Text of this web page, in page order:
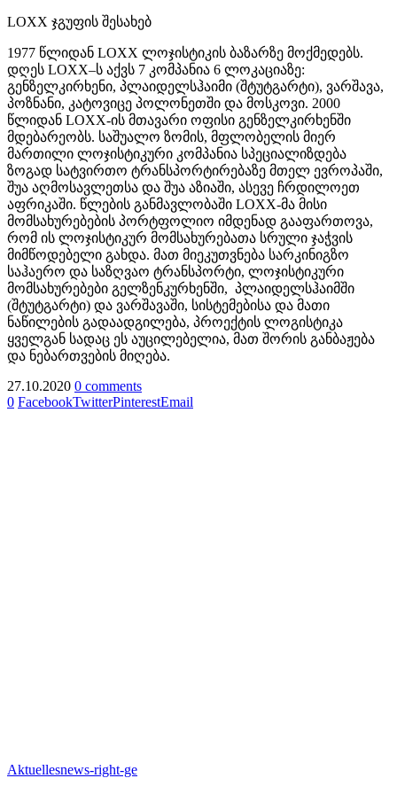
LOXX ჯგუფის შესახებ
1977 წლიდან LOXX ლოჯისტიკის ბაზარზე მოქმედებს.
დღეს LOXX–ს აქვს 7 კომპანია 6 ლოკაციაზე:
გენზელკირხენი, პლაიდელსჰაიმი (შტუტგარტი), ვარშავა,
პოზნანი, კატოვიცე პოლონეთში და მოსკოვი. 2000
წლიდან LOXX-ის მთავარი ოფისი გენზელკირხენში
მდებარეობს. საშუალო ზომის, მფლობელის მიერ
მართილი ლოჯისტიკური კომპანია სპეციალიზდება
ზოგად სატვირთო ტრანსპორტირებაზე მთელ ევროპაში,
შუა აღმოსავლეთსა და შუა აზიაში, ასევე ჩრდილოეთ
აფრიკაში. წლების განმავლობაში LOXX-მა მისი
მომსახურებების პორტფოლიო იმდენად გააფართოვა,
რომ ის ლოჯისტიკურ მომსახურებათა სრული ჯაჭვის
მიმწოდებელი გახდა. მათ მიეკუთვნება სარკინიგზო
საჰაერო და საზღვაო ტრანსპორტი, ლოჯისტიკური
მომსახურებები გელზენკურხენში, პლაიდელსჰაიმში
(შტუტგარტი) და ვარშავაში, სისტემებისა და მათი
ნაწილების გადაადგილება, პროექტის ლოგისტიკა
ყველგან სადაც ეს აუცილებელია, მათ შორის განბაჟება
და ნებართვების მიღება.
27.10.2020 0 comments
0 FacebookTwitterPinterestEmail
Aktuellesnews-right-ge